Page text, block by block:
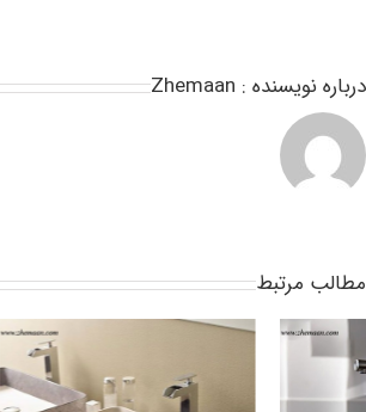
نویسنده : Zhemaan
مرتبط